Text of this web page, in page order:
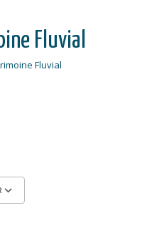
Fluvial
Fluvial